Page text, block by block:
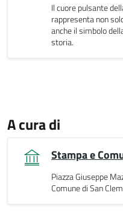
Il cuore pulsante
rappresenta non
anche il simbolo
storia.
A cura di
Stampa e
Piazza Giuseppe
Comune di San